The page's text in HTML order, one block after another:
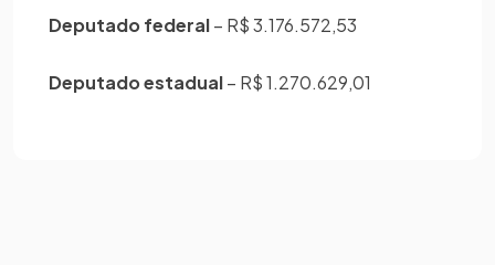
Deputado federal– R$ 3.176.572,53
Deputado estadual– R$ 1.270.629,01